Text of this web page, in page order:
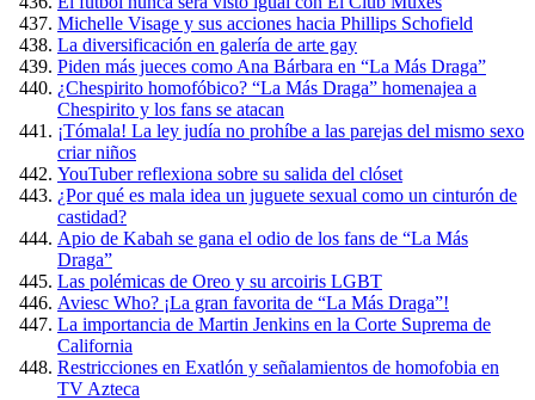
Michelle Visage y sus acciones hacia Phillips Schofield
La diversificación en galería de arte gay
Piden más jueces como Ana Bárbara en “La Más Draga”
¿Chespirito homofóbico? “La Más Draga” homenajea a
Chespirito y los fans se atacan
¡Tómala! La ley judía no prohíbe a las parejas del mismo sexo
criar niños
YouTuber reflexiona sobre su salida del clóset
¿Por qué es mala idea un juguete sexual como un cinturón de
castidad?
Apio de Kabah se gana el odio de los fans de “La Más
Draga”
Las polémicas de Oreo y su arcoiris LGBT
Aviesc Who? ¡La gran favorita de “La Más Draga”!
La importancia de Martin Jenkins en la Corte Suprema de
California
Restricciones en Exatlón y señalamientos de homofobia en
TV Azteca